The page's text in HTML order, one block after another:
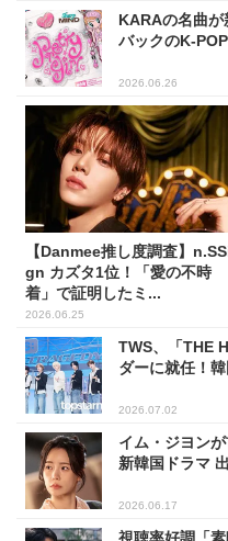
KARAの名曲
バックのK-
2026.06.26
【Danmee推し度調査】
gn カズタ1位！「愛の不時
着」で証明したミ...
2026.06.25
TWS、「THE
ダーに就任！
2026.07.02
イム・ジヨン
新韓国ドラマ
2026.06.17